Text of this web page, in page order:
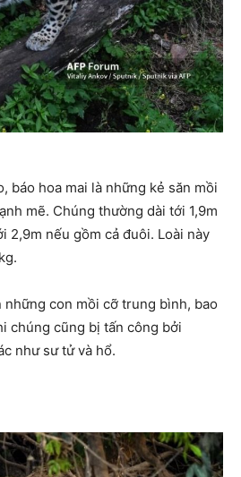
báo hoa mai là những kẻ săn mồi
mẽ. Chúng thường dài tới 1,9m
2,9m nếu gồm cả đuôi. Loài này
những con mồi cỡ trung bình, bao
chúng cũng bị tấn công bởi
như sư tử và hổ.